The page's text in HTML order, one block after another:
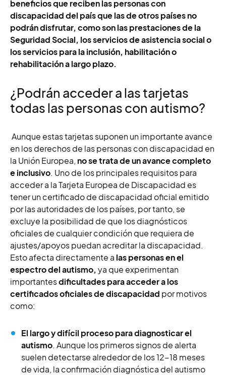
beneficios que reciben las personas con
discapacidad del país que las de otros países no
podrán disfrutar, como son las prestaciones de la
Seguridad Social, los servicios de asistencia social o
los servicios para la inclusión, habilitación o
rehabilitación a largo plazo.
¿Podrán acceder a las tarjetas
todas las personas con autismo?
Aunque estas tarjetas suponen un importante avance
en los derechos de las personas con discapacidad en
la Unión Europea, no se trata de un avance completo
e inclusivo. Uno de los principales requisitos para
acceder a la Tarjeta Europea de Discapacidad es
tener un certificado de discapacidad oficial emitido
por las autoridades de los países, por tanto, se
excluye la posibilidad de que los diagnósticos
oficiales de cualquier condición que requiera de
ajustes/apoyos puedan acreditar la discapacidad.
Esto afecta directamente a las personas en el
espectro del autismo, ya que experimentan
importantesdificultades para acceder a los
certificados oficiales de discapacidad por motivos
como:
El largo y difícil proceso para diagnosticar el
autismo. Aunque los primeros signos de alerta
suelen detectarse alrededor de los 12-18 meses
de vida, la confirmación diagnóstica del autismo